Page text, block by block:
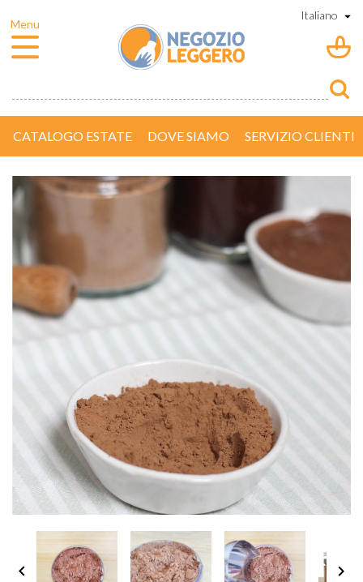


CATALOGO ESTATE DOVE SIAMO SERVIZIO CLIENTI
 